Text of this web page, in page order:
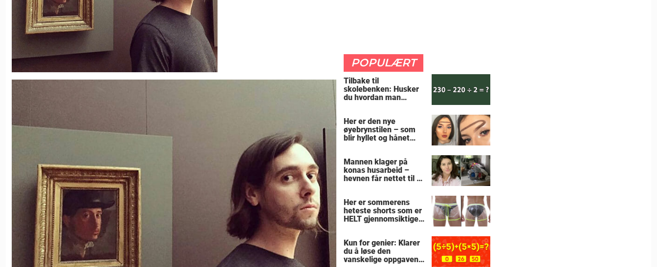
POPULÆRT
Tilbake til
skolebenken: Husker
du hvordan man
Her er den nye
øyebrynstilen – som
blir hyllet og hånet
Mannen klager på
konas husarbeid –
hevnen får nettet til å
Her er sommerens
heteste shorts som er
HELT gjennomsiktige
Kun for genier: Klarer
du å løse den
vanskelige oppgaven